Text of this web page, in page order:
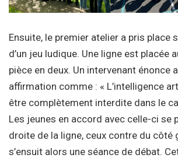
Ensuite, le premier atelier a pris place
d’un jeu ludique. Une ligne est placée
pièce en deux. Un intervenant énonce
affirmation comme : « L’intelligence
être complètement interdite dans le
Les jeunes en accord avec celle-ci se
droite de la ligne, ceux contre du côté
s’ensuit alors une séance de débat.